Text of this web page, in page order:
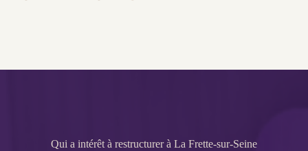
Qui a intérêt à restructurer à La Frette-sur-Seine